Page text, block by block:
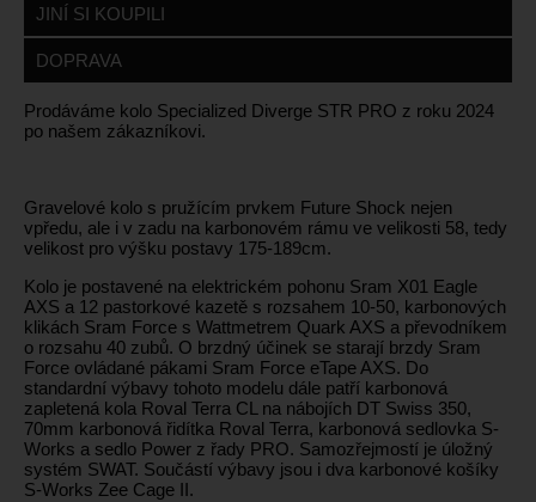
JINÍ SI KOUPILI
DOPRAVA
Prodáváme kolo Specialized Diverge STR PRO z roku 2024
po našem zákazníkovi.
Gravelové kolo s pružícím prvkem Future Shock nejen
vpředu, ale i v zadu na karbonovém rámu ve velikosti 58, tedy
velikost pro výšku postavy 175-189cm.
Kolo je postavené na elektrickém pohonu Sram X01 Eagle
AXS a 12 pastorkové kazetě s rozsahem 10-50, karbonových
klikách Sram Force s Wattmetrem Quark AXS a převodníkem
o rozsahu 40 zubů. O brzdný účinek se starají brzdy Sram
Force ovládané pákami Sram Force eTape AXS. Do
standardní výbavy tohoto modelu dále patří karbonová
zapletená kola Roval Terra CL na nábojích DT Swiss 350,
70mm karbonová řidítka Roval Terra, karbonová sedlovka S-
Works a sedlo Power z řady PRO. Samozřejmostí je úložný
systém SWAT. Součástí výbavy jsou i dva karbonové košíky
S-Works Zee Cage II.